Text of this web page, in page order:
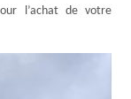
l’achat de votre